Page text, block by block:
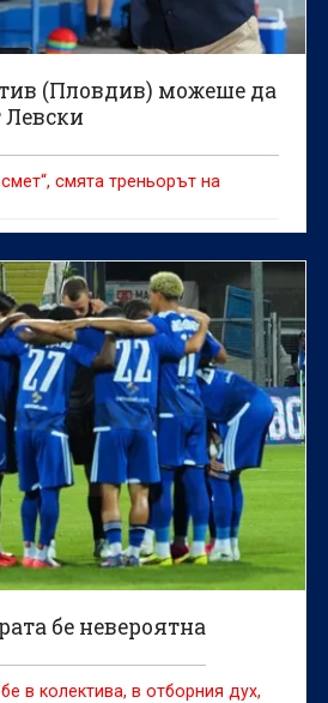
(Пловдив) можеше да
Левски
смята треньорът на
бе невероятна
в колектива, в отборния дух,